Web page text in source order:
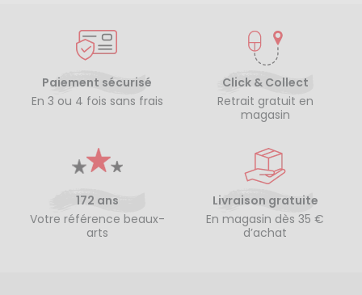
Paiement sécurisé
En 3 ou 4 fois sans frais
Click & Collect
Retrait gratuit en
magasin
172 ans
Votre référence beaux-
arts
Livraison gratuite
En magasin dès 35 €
d’achat